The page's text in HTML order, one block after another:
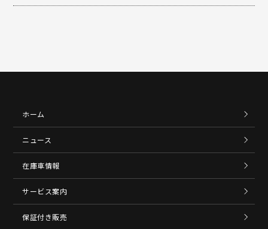
ホーム
ニュース
在庫車情報
サービス案内
保証付き販売